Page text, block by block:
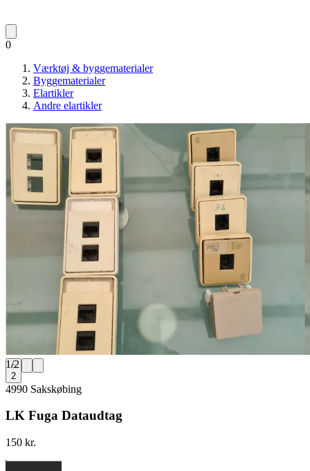
0
Værktøj & byggematerialer
Byggematerialer
Elartikler
Andre elartikler
1/2
2
4990 Sakskøbing
LK Fuga Dataudtag
150 kr.